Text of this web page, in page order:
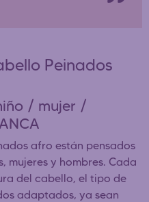
Peinados
/ mujer /
afro están pensados
mujeres y hombres. Cada
del cabello, el tipo de
adaptados, ya sean